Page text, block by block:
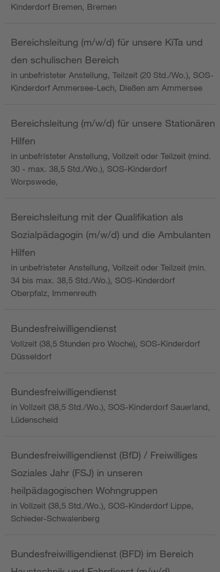
Kinderdorf Bremen, Bremen
Bereichsleitung (m/w/d) für unsere KiTa und
den schulischen Bereich
in unbefristeter Anstellung, Teilzeit (20 Std./Wo.), SOS-
Kinderdorf Ammersee-Lech, Dießen am Ammersee
Bereichsleitung (m/w/d) für unsere Stationären
Hilfen
in unbefristeter Anstellung, Vollzeit oder Teilzeit (mind.
30 - max. 38,5 Std./Wo.), SOS-Kinderdorf
Worpswede,
Bereichsleitung mit der Qualifikation als
Sozialpädagogin (m/w/d) und die Ambulanten
Hilfen
in unbefristeter Anstellung, Vollzeit oder Teilzeit (min.
34 bis max. 38,5 Std./Wo.), SOS-Kinderdorf
Oberpfalz, Immenreuth
Bundesfreiwilligendienst
Vollzeit (38,5 Stunden pro Woche), SOS-Kinderdorf
Düsseldorf
Bundesfreiwilligendienst
in Vollzeit (38,5 Std./Wo.), SOS-Kinderdorf Sauerland,
Lüdenscheid
Bundesfreiwilligendienst (BfD) / Freiwilliges
Soziales Jahr (FSJ) in unseren
heilpädagogischen Wohngruppen
in Vollzeit (38,5 Std./Wo.), SOS-Kinderdorf Lippe,
Schieder-Schwalenberg
Bundesfreiwilligendienst (BFD) im Bereich